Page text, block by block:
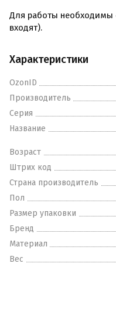
Для работы необходимы
входят).
Характеристики
OzonID
Производитель
Серия
Название
Возраст
Штрих код
Страна производитель
Пол
Размер упаковки
Бренд
Материал
Вес